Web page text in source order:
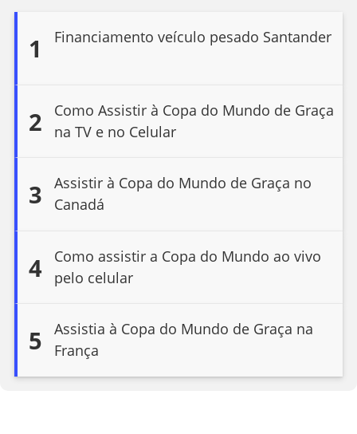
1 Financiamento veículo pesado Santander
2
Como Assistir à Copa do Mundo de Graça
na TV e no Celular
3
Assistir à Copa do Mundo de Graça no
Canadá
4
Como assistir a Copa do Mundo ao vivo
pelo celular
5
Assistia à Copa do Mundo de Graça na
França